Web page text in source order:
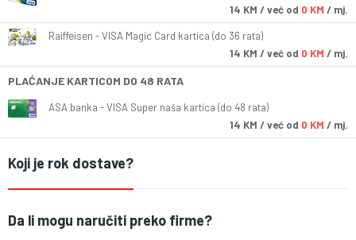
14 KM / već od 0 KM / mj.
Raiffeisen - VISA Magic Card kartica (do 36 rata)
14 KM / već od 0 KM / mj.
PLAĆANJE KARTICOM DO 48 RATA
ASA banka - VISA Super naša kartica (do 48 rata)
14 KM / već od 0 KM / mj.
Koji je rok dostave?
Da li mogu naručiti preko firme?